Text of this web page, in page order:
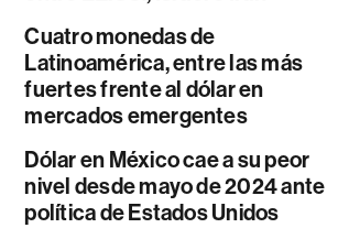
Cuatro monedas de
Latinoamérica, entre las más
fuertes frente al dólar en
mercados emergentes
Dólar en México cae a su peor
nivel desde mayo de 2024 ante
política de Estados Unidos